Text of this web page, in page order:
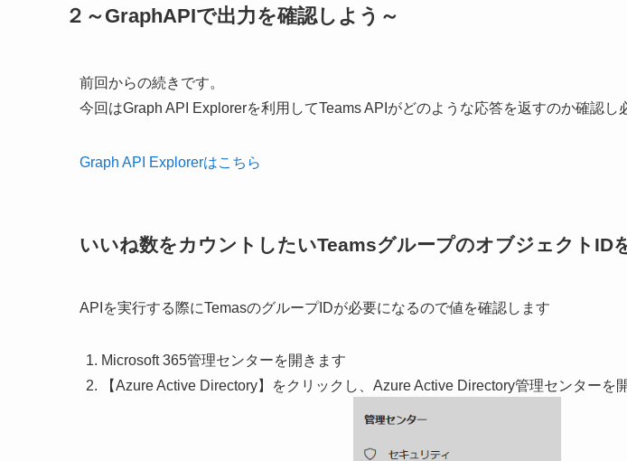
２～GraphAPIで出力を確認しよう～
前回からの続きです。
今回はGraph API Explorerを利用してTeams APIがどのような応答を返すのか確認し
Graph API Explorerはこちら
いいね数をカウントしたいTeamsグループのオブジェクトID
APIを実行する際にTemasのグループIDが必要になるので値を確認します
Microsoft 365管理センターを開きます
【Azure Active Directory】をクリックし、Azure Active Directory管理センターを